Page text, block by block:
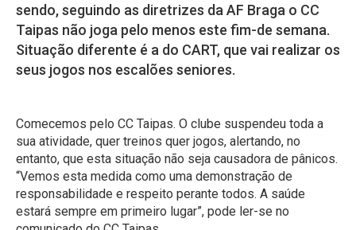
sendo, seguindo as diretrizes da AF Braga o CC
Taipas não joga pelo menos este fim-de semana.
Situação diferente é a do CART, que vai realizar os
seus jogos nos escalões seniores.
Comecemos pelo CC Taipas. O clube suspendeu toda a
sua atividade, quer treinos quer jogos, alertando, no
entanto, que esta situação não seja causadora de pânicos.
“Vemos esta medida como uma demonstração de
responsabilidade e respeito perante todos. A saúde
estará sempre em primeiro lugar”, pode ler-se no